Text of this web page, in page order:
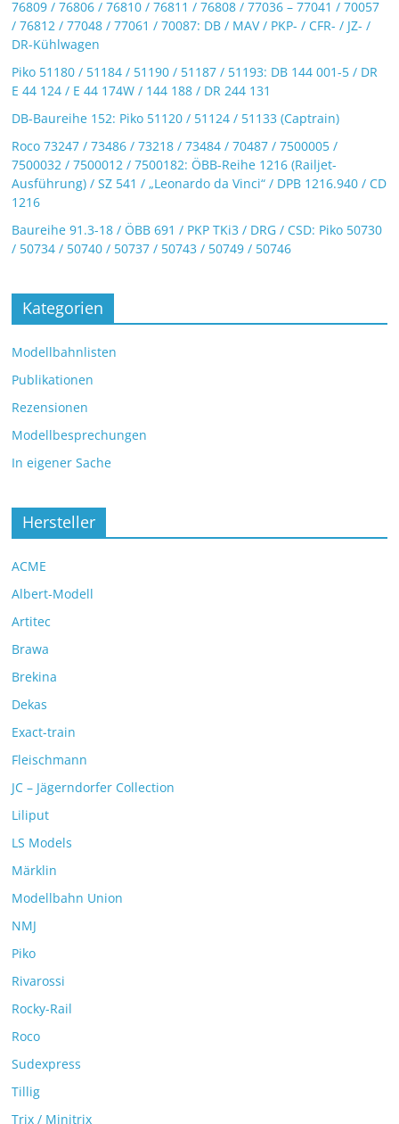
76809 / 76806 / 76810 / 76811 / 76808 / 77036 – 77041 / 70057
/ 76812 / 77048 / 77061 / 70087: DB / MAV / PKP- / CFR- / JZ- /
DR-Kühlwagen
Piko 51180 / 51184 / 51190 / 51187 / 51193: DB 144 001-5 / DR
E 44 124 / E 44 174W / 144 188 / DR 244 131
DB-Baureihe 152: Piko 51120 / 51124 / 51133 (Captrain)
Roco 73247 / 73486 / 73218 / 73484 / 70487 / 7500005 /
7500032 / 7500012 / 7500182: ÖBB-Reihe 1216 (Railjet-
Ausführung) / SZ 541 / „Leonardo da Vinci“ / DPB 1216.940 / CD
1216
Baureihe 91.3-18 / ÖBB 691 / PKP TKi3 / DRG / CSD: Piko 50730
/ 50734 / 50740 / 50737 / 50743 / 50749 / 50746
Kategorien
Modellbahnlisten
Publikationen
Rezensionen
Modellbesprechungen
In eigener Sache
Hersteller
ACME
Albert-Modell
Artitec
Brawa
Brekina
Dekas
Exact-train
Fleischmann
JC – Jägerndorfer Collection
Liliput
LS Models
Märklin
Modellbahn Union
NMJ
Piko
Rivarossi
Rocky-Rail
Roco
Sudexpress
Tillig
Trix / Minitrix